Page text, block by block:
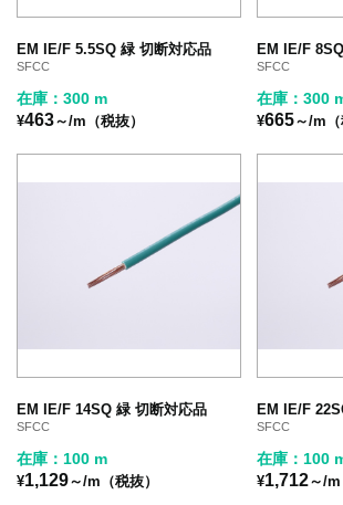
EM IE/F 5.5SQ 緑 切断対応品
SFCC
在庫：300 m
¥463～/m（税抜）
EM IE/F
SFCC
在庫：300
¥665～/m（
EM IE/F 14SQ 緑 切断対応品
SFCC
在庫：100 m
¥1,129～/m（税抜）
EM IE/F
SFCC
在庫：100
¥1,712～/m